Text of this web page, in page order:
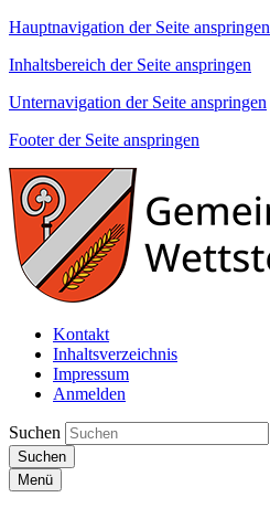
Hauptnavigation der Seite anspringen
Inhaltsbereich der Seite anspringen
Unternavigation der Seite anspringen
Footer der Seite anspringen
Kontakt
Inhaltsverzeichnis
Impressum
Anmelden
Suchen
Suchen
Menü